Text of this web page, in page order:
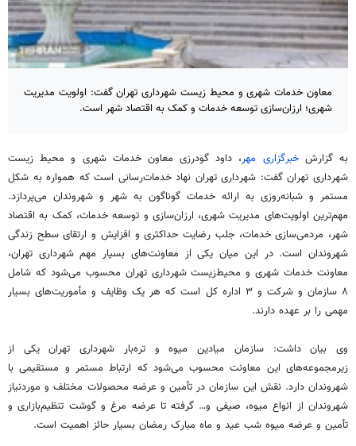
معاون خدمات شهری و محیط زیست شهرداری تهران گفت: ‌اولویت مدیریت
شهری؛ ارزان‌سازی توسعه خدمات و کمک به اقتصاد شهر است.
به گزارشخبرگزاری مهر، داودگودرزی معاون خدمات شهری و محیط زیست
شهرداری تهران گفت: شهرداری تهران نهاد خدمات‌رسانی است که همواره به شکل
مستمر و شبانه‌روزی به ارائه خدمات گوناگون به شهر و شهروندان می‌پردازد.
مهم‌ترین اولویت‌های مدیریت شهری، ارزان‌سازی و توسعه خدمات، کمک به اقتصاد
شهر، مردمی‌سازی خدمات، جلب رضایت حداکثری و افزایش و ارتقای سطح زندگی
شهروندان است. در این میان یکی از معاونت‌های بسیار مهم شهرداری تهران،
معاونت خدمات شهری و محیط‌زیست شهرداری تهران محسوب می‌شود که شامل
۸ سازمان و شرکت و ۳ اداره کل است که هر یک وظایف و مأموریت‌های بسیار
مهمی را بر عهده دارند.
وی بیان داشت: سازمان میادین میوه و تره‌بار شهرداری تهران یکی از
زیرمجموعه‌های این معاونت محسوب می‌شود که ارتباط مستمر و مستقیمی با
شهروندان دارد. نقش این سازمان در تأمین و عرضه محصولات مختلف و موردنیاز
شهروندان از انواع میوه، صیفی و… گرفته تا عرضه مرغ و گوشت تنظیم‌بازاری و
تأمین و عرضه میوه شب عید و ماه مبارک رمضان بسیار حائز اهمیت است.